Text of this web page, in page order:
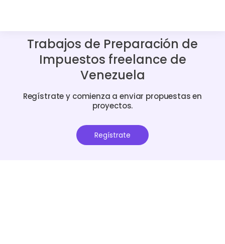
Trabajos de Preparación de
Impuestos freelance de
Venezuela
Regístrate y comienza a enviar propuestas en
proyectos.
Regístrate